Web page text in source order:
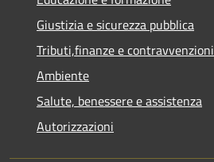
Giustizia e sicurezza pubblica
Tributi,finanze e contravvenzioni
Ambiente
Salute, benessere e assistenza
Autorizzazioni